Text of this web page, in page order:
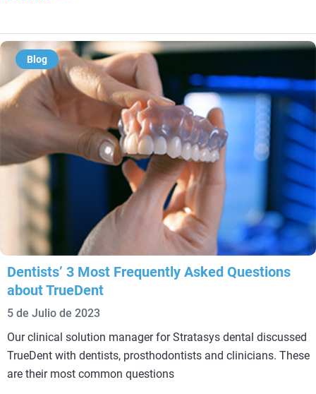
Blog
Dentists’ 3 Most Frequently Asked Questions
about TrueDent
5 de Julio de 2023
Our clinical solution manager for Stratasys dental discussed
TrueDent with dentists, prosthodontists and clinicians. These
are their most common questions